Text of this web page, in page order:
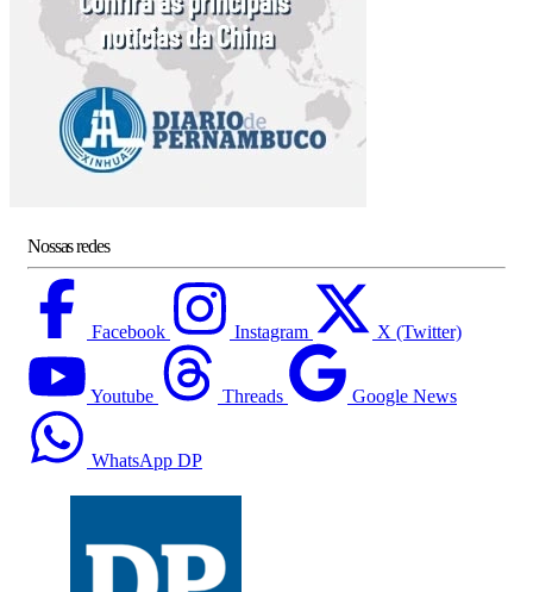
Nossas redes
Facebook Instagram X (Twitter)
Youtube Threads Google News
WhatsApp DP